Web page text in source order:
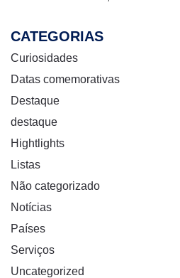
CATEGORIAS
Curiosidades
Datas comemorativas
Destaque
destaque
Hightlights
Listas
Não categorizado
Notícias
Países
Serviços
Uncategorized